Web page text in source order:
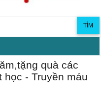
TÌM
quà các
học - Truyền máu